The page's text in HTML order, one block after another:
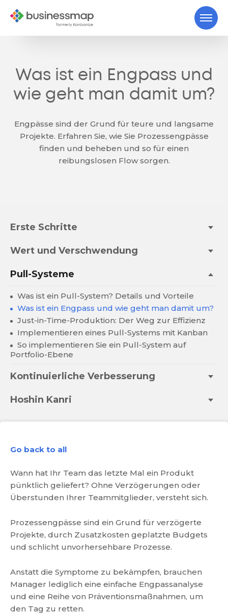
Was ist ein Engpass und
wie geht man damit um?
Engpässe sind der Grund für teure und langsame
Projekte. Erfahren Sie, wie Sie Prozessengpässe
finden und beheben und so für einen
reibungslosen Flow sorgen.
Erste Schritte
Wert und Verschwendung
Pull-Systeme
Was ist ein Pull-System? Details und Vorteile
Was ist ein Engpass und wie geht man damit um?
Just-in-Time-Produktion: Der Weg zur Effizienz
Implementieren eines Pull-Systems mit Kanban
So implementieren Sie ein Pull-System auf
Portfolio-Ebene
Kontinuierliche Verbesserung
Hoshin Kanri
Go back to all
Wann hat Ihr Team das letzte Mal ein Produkt
pünktlich geliefert? Ohne Verzögerungen oder
Überstunden Ihrer Teammitglieder, versteht sich.
Prozessengpässe sind ein Grund für verzögerte
Projekte, durch Zusatzkosten geplatzte Budgets
und schlicht unvorhersehbare Prozesse.
Anstatt die Symptome zu bekämpfen, brauchen
Manager lediglich eine einfache Engpassanalyse
und eine Reihe von Präventionsmaßnahmen, um
den Tag zu retten.